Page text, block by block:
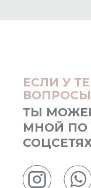
ЕСЛИ У
ТЫ
МНОЙ ПО